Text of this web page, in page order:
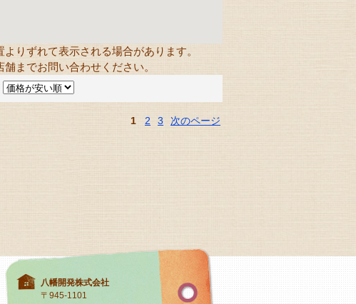
りずれて表示される場合があります。
までお問い合わせください。
1 2 3 次のページ
八幡開発株式会社
〒945-1101